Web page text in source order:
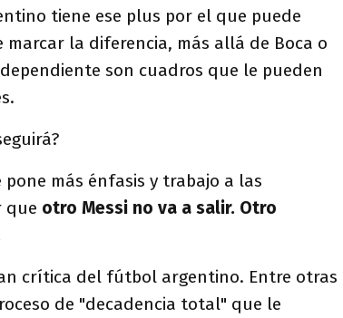
tiene ese plus por el que puede
la diferencia, más allá de Boca o
son cuadros que le pueden
más énfasis y trabajo a las
que otro Messi no va a salir. Otro
crítica del fútbol argentino. Entre otras
de "decadencia total" que le